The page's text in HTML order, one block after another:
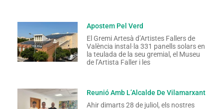
Apostem Pel Verd
El Gremi Artesà d’Artistes Fallers de
València instal·la 331 panells solars en
la teulada de la seu gremial, el Museu
de l’Artista Faller i les
Reunió Amb L’Alcalde De Vilamarxant
Ahir dimarts 28 de juliol, els nostres